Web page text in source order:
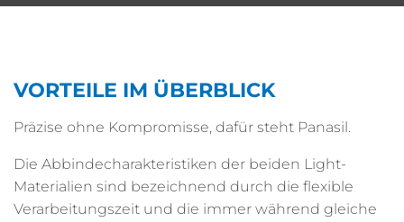
VORTEILE IM ÜBERBLICK
Präzise ohne Kompromisse, dafür steht Panasil.
Die Abbindecharakteristiken der beiden Light-
Materialien sind bezeichnend durch die flexible
Verarbeitungszeit und die immer während gleiche